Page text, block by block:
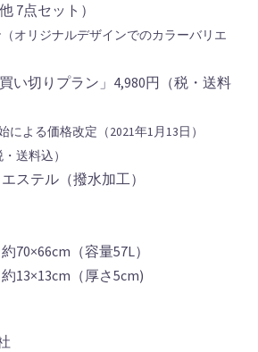
7点セット）
（オリジナルデザインでのカラーバリエ
い切りプラン」4,980円（税・送料
による価格改定（2021年1月13日）
送料込）
ステル（撥水加工）
70×66cm（容量57L）
13×13cm（厚さ5cm)